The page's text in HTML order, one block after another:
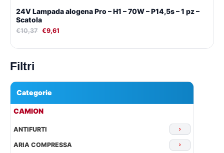
Filtri
Categorie
CAMION
ANTIFURTI ›
ARIA COMPRESSA ›
24V Lampada alogena Pro – H1 – 70W – P14,5s – 1 pz –
Scatola
€10,37 €9,61